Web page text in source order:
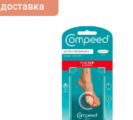
доставка